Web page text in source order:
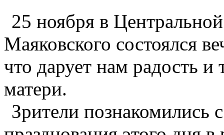
25 ноября в
Маяковского состоялся
что дарует нам радость
матери.
Зрители познакомились